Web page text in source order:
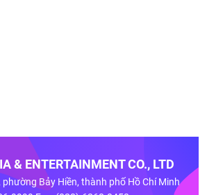
& ENTERTAINMENT CO., LTD
phường Bảy Hiền, thành phố Hồ Chí Minh